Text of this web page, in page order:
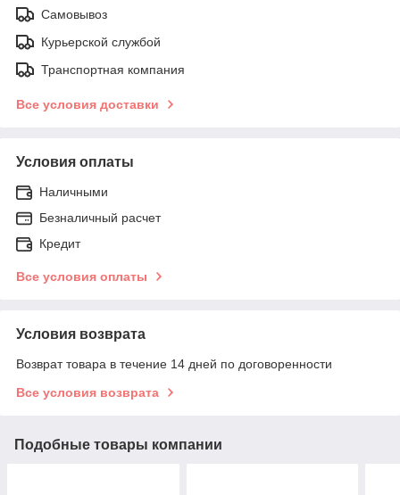
Самовывоз
Курьерской службой
Транспортная компания
Все условия доставки
Условия оплаты
Наличными
Безналичный расчет
Кредит
Все условия оплаты
Условия возврата
Возврат товара в течение 14 дней по договоренности
Все условия возврата
Подобные товары компании